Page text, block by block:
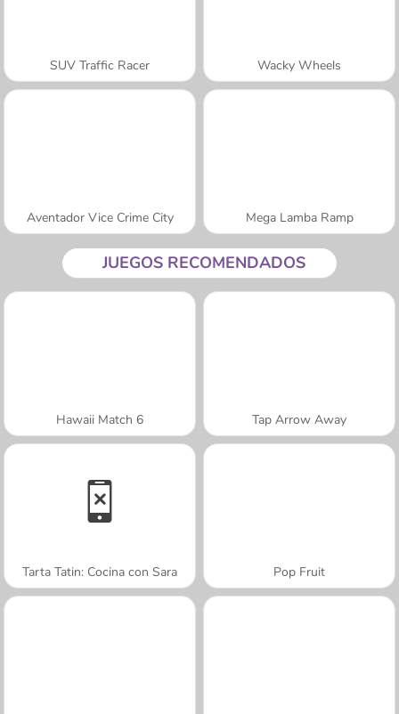
SUV Traffic Racer Wacky Wheels
Aventador Vice Crime City Mega Lamba Ramp
JUEGOS RECOMENDADOS
Hawaii Match 6 Tap Arrow Away
Tarta Tatin: Cocina con Sara Pop Fruit